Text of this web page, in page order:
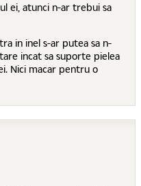
ei, atunci n-ar trebui sa
in inel s-ar putea sa n-
incat sa suporte pielea
Nici macar pentru o